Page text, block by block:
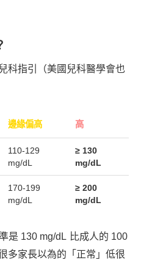
科指引（美國兒科醫學會也
邊緣偏高 高
110-129
mg/dL
≥ 130
mg/dL
170-199
mg/dL
≥ 200
mg/dL
是 130 mg/dL 比成人的 100
多家長以為的「正常」低很